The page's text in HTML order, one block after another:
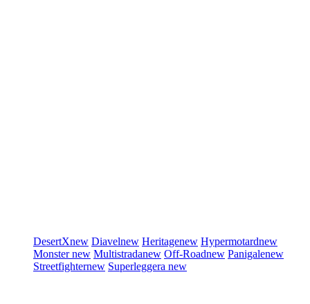
DesertXnew Diavelnew Heritagenew Hypermotardnew
Monsternew Multistradanew Off-Roadnew Panigalenew
Streetfighternew Superleggera new